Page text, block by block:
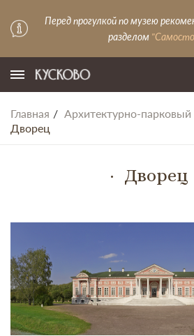
Перед прогулкой по музею
разделом
Главная
Архитектурно-
Дворец
Дворец